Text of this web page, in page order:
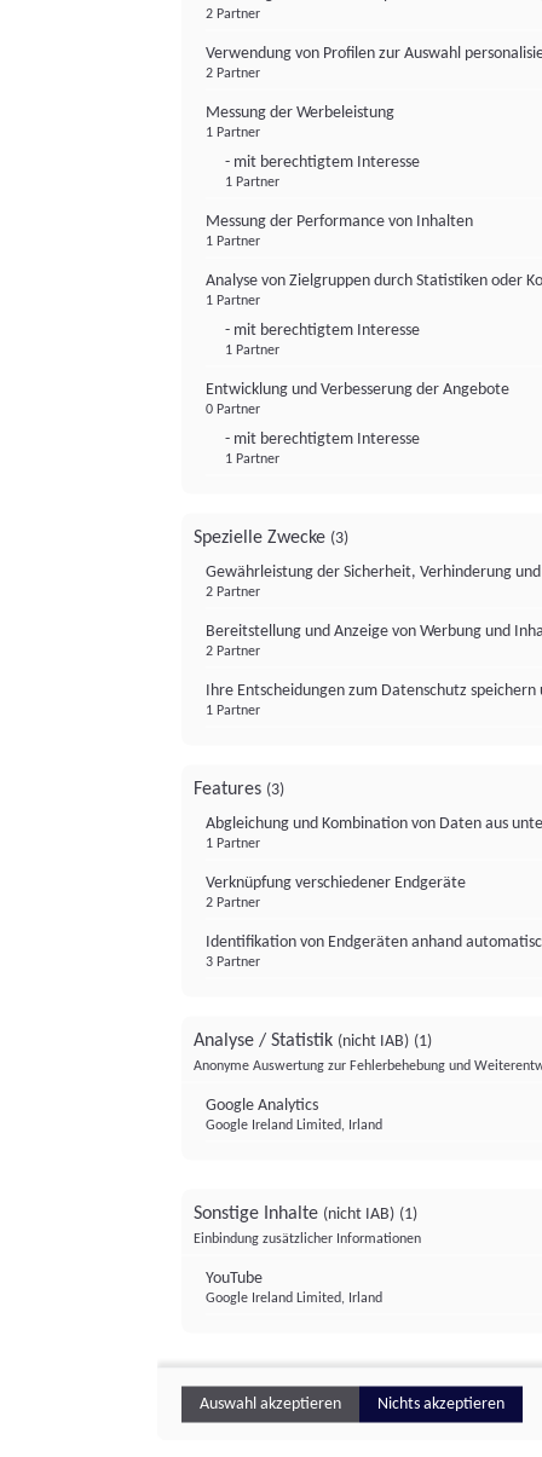
2 Partner
Verwendung von Profilen zur Auswahl
2 Partner
Messung der Werbeleistung
1 Partner
- mit berechtigtem Interesse
1 Partner
Messung der Performance von Inhalten
1 Partner
Analyse von Zielgruppen durch Statistiken oder
1 Partner
- mit berechtigtem Interesse
1 Partner
Entwicklung und Verbesserung der Angebote
0 Partner
- mit berechtigtem Interesse
1 Partner
Spezielle Zwecke (3)
Gewährleistung der Sicherheit, Verhinderung
2 Partner
Bereitstellung und Anzeige von Werbung und
2 Partner
Ihre Entscheidungen zum Datenschutz
1 Partner
Features (3)
Abgleichung und Kombination von Daten aus
1 Partner
Verknüpfung verschiedener Endgeräte
2 Partner
Identifikation von Endgeräten anhand
3 Partner
Analyse / Statistik (nicht IAB) (1)
Anonyme Auswertung zur Fehlerbehebung und
Google Analytics
Google Ireland Limited, Irland
Sonstige Inhalte (nicht IAB) (1)
Einbindung zusätzlicher Informationen
YouTube
Google Ireland Limited, Irland
Auswahl akzeptieren Nichts akzeptieren